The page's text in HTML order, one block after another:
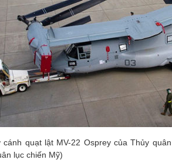
cánh quạt lật MV-22 Osprey của Thủy
lục chiến Mỹ)